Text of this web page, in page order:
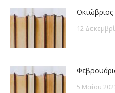
12
5 Μαΐου